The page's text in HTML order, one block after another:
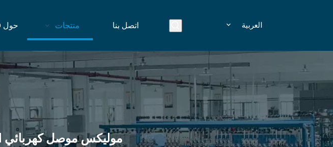
اتصل بنا منتجات حول XSD العربية
موليكس موصل كهربائي OEM الطبية الأسلاك تسخير